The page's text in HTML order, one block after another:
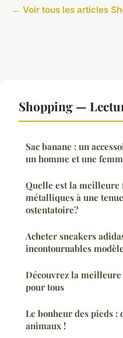
← Voir tous les articles
Shopping —
Sac banane : un
un homme et une
Quelle est la meilleure
métalliques à une
ostentatoire?
Acheter sneakers
incontournables
Découvrez la
pour tous
Le bonheur des pieds :
animaux !